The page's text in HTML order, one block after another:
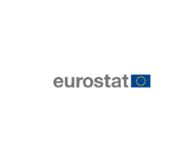
Katharien L.C. Hunt